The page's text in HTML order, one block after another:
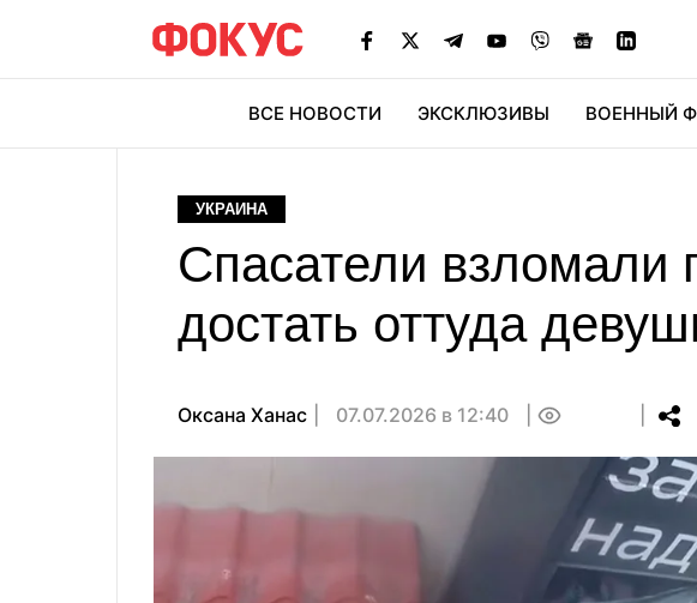
ВСЕ НОВОСТИ ЭКСКЛЮЗИВЫ ВОЕННЫЙ
УКРАИНА
Спасатели взломали
достать оттуда
Оксана Ханас 07.07.2026 в 12:40